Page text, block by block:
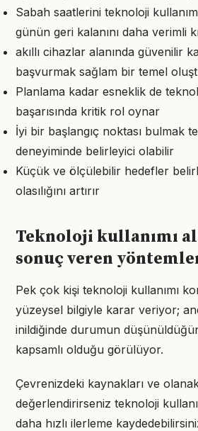
Sabah saatlerini teknoloji
günün geri kalanını daha verimli
akıllı cihazlar alanında güvenilir
başvurmak sağlam bir temel
Planlama kadar esneklik de
başarısında kritik rol oynar
İyi bir başlangıç noktası bulmak
deneyiminde belirleyici olabilir
Küçük ve ölçülebilir hedefler
olasılığını artırır
Teknoloji kullanımı
sonuç veren
Pek çok kişi teknoloji kullanımı
yüzeysel bilgiyle karar veriyor;
inildiğinde durumun
kapsamlı olduğu görülüyor.
Çevrenizdeki kaynakları ve
değerlendirirseniz teknoloji
daha hızlı ilerleme